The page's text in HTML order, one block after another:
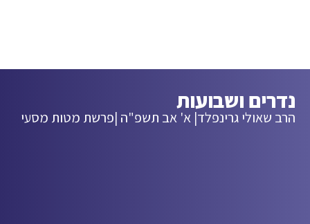
נדרים ושבועות
הרב שאולי גרינפלד| א' אב תשפ"ה |פרשת מטות מסעי